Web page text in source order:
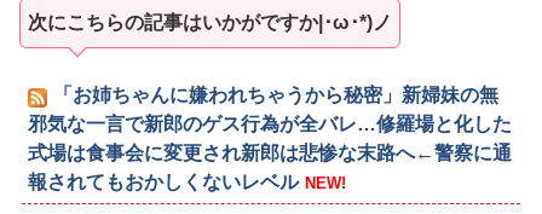
次にこちらの記事はいかがですか|･ω･*)ノ
「お姉ちゃんに嫌われちゃうから秘密」新婦妹の無
邪気な一言で新郎のゲス行為が全バレ…修羅場と化した
式場は食事会に変更され新郎は悲惨な末路へ←警察に通
報されてもおかしくないレベル NEW!